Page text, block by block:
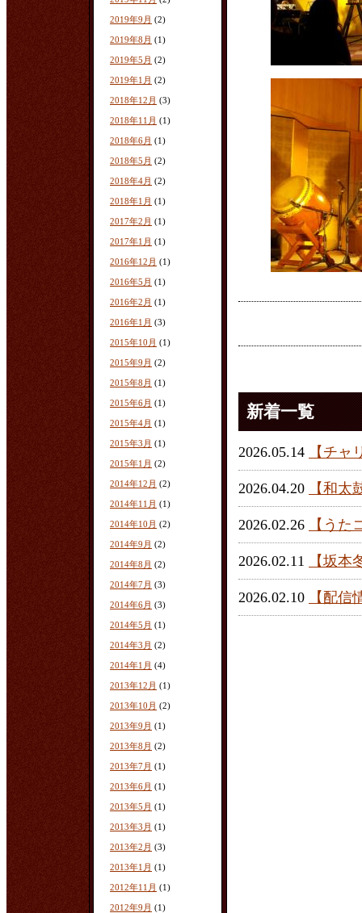
2019年9月 (2)
2019年8月 (1)
2019年5月 (2)
2019年1月 (2)
2018年12月 (3)
2018年11月 (1)
2018年6月 (1)
2018年5月 (2)
2018年4月 (2)
2018年1月 (1)
2017年2月 (1)
2017年1月 (1)
2016年12月 (1)
2016年5月 (1)
2016年2月 (1)
2016年1月 (3)
2015年10月 (1)
2015年9月 (2)
2015年8月 (1)
2015年6月 (1)
2015年4月 (1)
2015年3月 (1)
2015年1月 (2)
2014年12月 (2)
2014年11月 (1)
2014年10月 (2)
2014年9月 (2)
2014年8月 (2)
2014年7月 (3)
2014年6月 (3)
2014年5月 (1)
2014年3月 (2)
2014年1月 (4)
2013年12月 (1)
2013年10月 (2)
2013年9月 (1)
2013年8月 (2)
2013年7月 (1)
2013年6月 (1)
2013年5月 (1)
2013年3月 (1)
2013年2月 (3)
2013年1月 (1)
2012年11月 (1)
2012年9月 (1)
新着一覧
2026.05.14 【チ
2026.04.20 【和太
2026.02.26 【うた
2026.02.11 【坂本
2026.02.10 【配信